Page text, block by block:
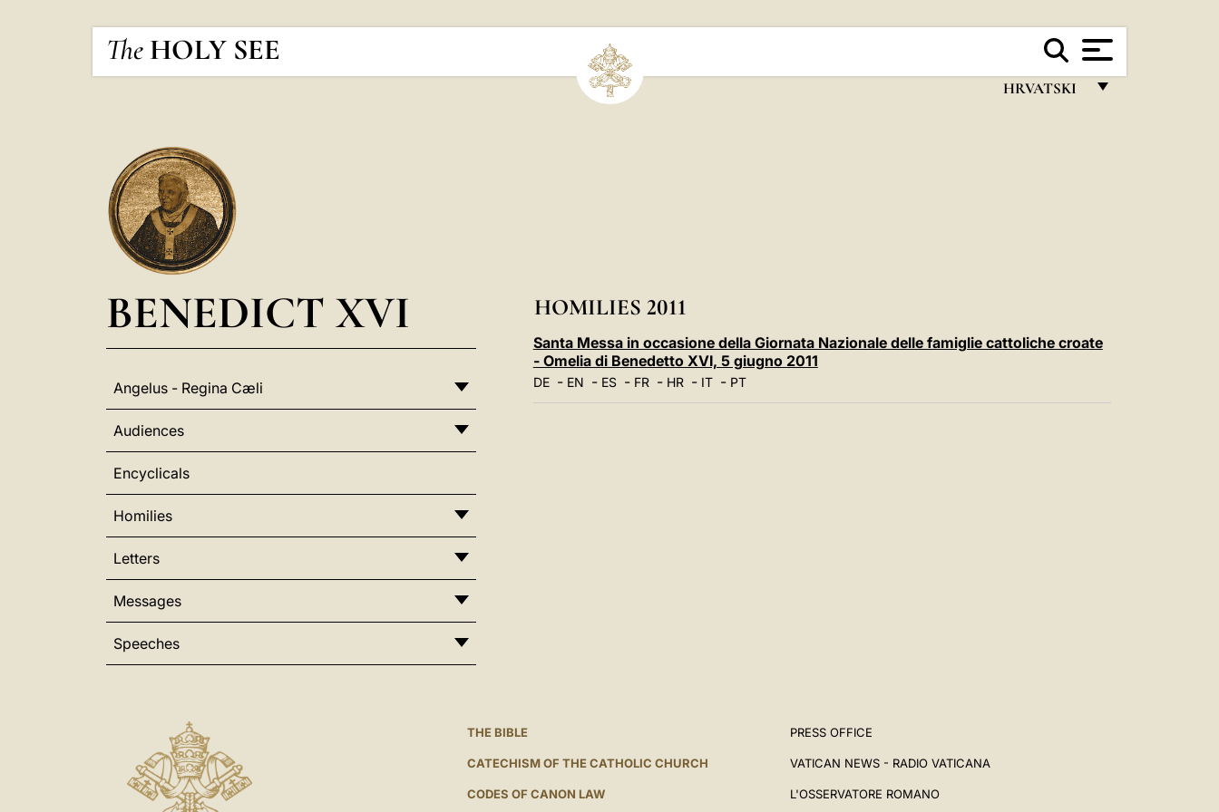
The HOLY SEE
HRVATSKI
POLSKI
中文
BENEDICT XVI
Angelus - Regina Cæli
Audiences
Encyclicals
Homilies
Letters
Messages
Speeches
HOMILIES 2011
Santa Messa in occasione della Giornata Nazionale delle famiglie cattoliche croate
- Omelia di Benedetto XVI, 5 giugno 2011
DE- EN - ES- FR- HR- IT- PT
THE BIBLE
CATECHISM OF THE CATHOLIC CHURCH
CODES OF CANON LAW
PRESS OFFICE
VATICAN NEWS - RADIO VATICANA
L'OSSERVATORE ROMANO